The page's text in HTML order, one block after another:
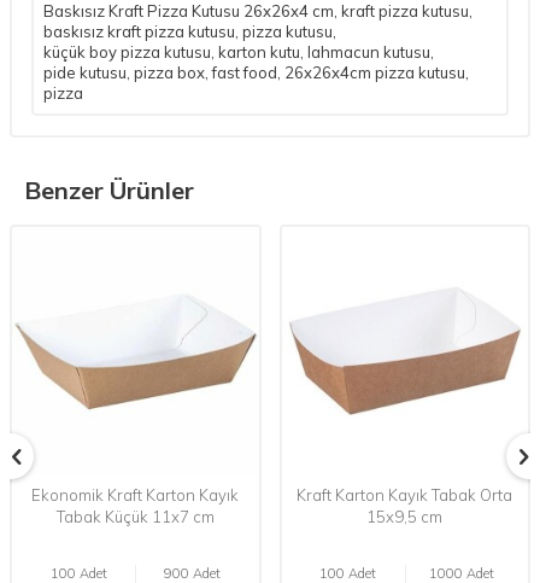
Baskısız Kraft Pizza Kutusu 26x26x4 cm, kraft pizza kutusu,
baskısız kraft pizza kutusu, pizza kutusu,
küçük boy pizza kutusu, karton kutu, lahmacun kutusu,
pide kutusu, pizza box,fast food, 26x26x4cm pizza kutusu,
pizza
Benzer Ürünler
Ekonomik Kraft Karton Kayık
Tabak Küçük 11x7 cm
100 Adet
900 Adet
Kraft Karton Kayık Tabak Orta
15x9,5 cm
100 Adet
1000 Adet